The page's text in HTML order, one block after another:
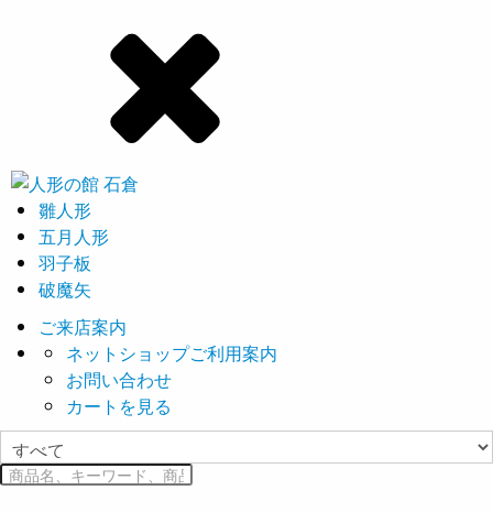
雛人形
五月人形
羽子板
破魔矢
ご来店案内
ネットショップご利用案内
お問い合わせ
カートを見る